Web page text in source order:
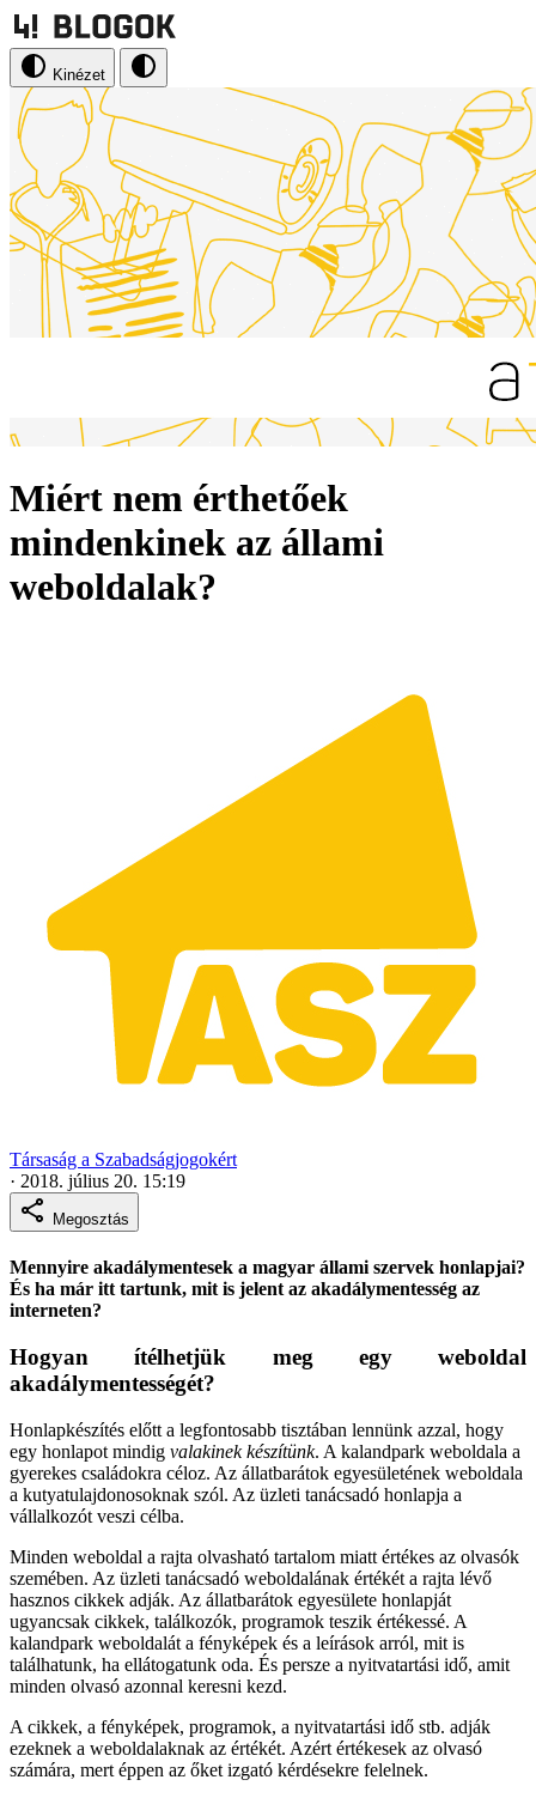
Kinézet
Miért nem érthetőek
mindenkinek az állami
weboldalak?
Társaság a Szabadságjogokért
· 2018. július 20. 15:19
Megosztás
Mennyire akadálymentesek a magyar állami szervek honlapjai?
És ha már itt tartunk, mit is jelent az akadálymentesség az
interneten?
Hogyan ítélhetjük meg egy weboldal
akadálymentességét?
Honlapkészítés előtt a legfontosabb tisztában lennünk azzal, hogy
egy honlapot mindig valakinek készítünk. A kalandpark weboldala a
gyerekes családokra céloz. Az állatbarátok egyesületének weboldala
a kutyatulajdonosoknak szól. Az üzleti tanácsadó honlapja a
vállalkozót veszi célba.
Minden weboldal a rajta olvasható tartalom miatt értékes az olvasók
szemében. Az üzleti tanácsadó weboldalának értékét a rajta lévő
hasznos cikkek adják. Az állatbarátok egyesülete honlapját
ugyancsak cikkek, találkozók, programok teszik értékessé. A
kalandpark weboldalát a fényképek és a leírások arról, mit is
találhatunk, ha ellátogatunk oda. És persze a nyitvatartási idő, amit
minden olvasó azonnal keresni kezd.
A cikkek, a fényképek, programok, a nyitvatartási idő stb. adják
ezeknek a weboldalaknak az értékét. Azért értékesek az olvasó
számára, mert éppen az őket izgató kérdésekre felelnek.